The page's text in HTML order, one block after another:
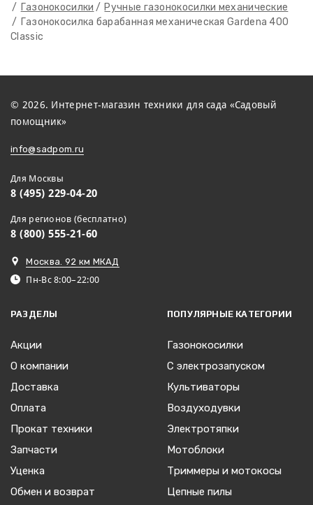
Газонокосилки
Ручные газонокосилки механические
Газонокосилка барабанная механическая Gardena 400
Classic
© 2026. Интернет-магазин техники для сада «Садовый
помощник»
info@sadpom.ru
Для Москвы
8 (495) 229-04-20
Для регионов (бесплатно)
8 (800) 555-21-60
Москва. 92 км МКАД
Пн-Вс 8:00–22:00
РАЗДЕЛЫ
Акции
О компании
Доставка
Оплата
Прокат техники
Запчасти
Уценка
Обмен и возврат
ПОПУЛЯРНЫЕ КАТЕГОРИИ
Газонокосилки
С электрозапуском
Культиваторы
Воздуходувки
Электротяпки
Мотоблоки
Триммеры и мотокосы
Цепные пилы